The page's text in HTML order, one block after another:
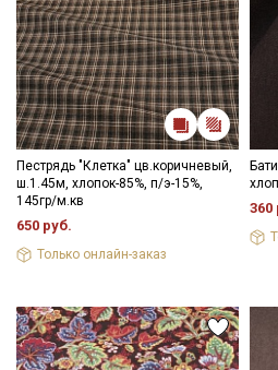
Пестрядь "Клетка" цв.коричневый,
ш.1.45м, хлопок-85%, п/э-15%,
145гр/м.кв
650 руб.
Только онлайн-заказ
360